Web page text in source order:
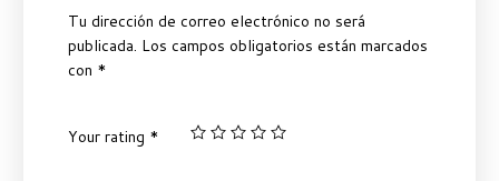
Tu dirección de correo electrónico no será
publicada. Los campos obligatorios están marcados
con *
Your rating *